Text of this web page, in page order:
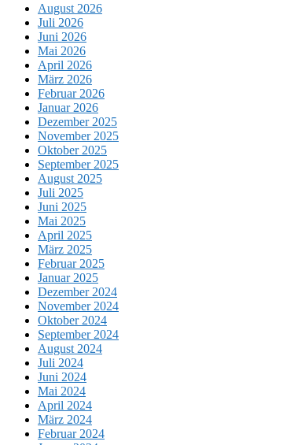
August 2026
Juli 2026
Juni 2026
Mai 2026
April 2026
März 2026
Februar 2026
Januar 2026
Dezember 2025
November 2025
Oktober 2025
September 2025
August 2025
Juli 2025
Juni 2025
Mai 2025
April 2025
März 2025
Februar 2025
Januar 2025
Dezember 2024
November 2024
Oktober 2024
September 2024
August 2024
Juli 2024
Juni 2024
Mai 2024
April 2024
März 2024
Februar 2024